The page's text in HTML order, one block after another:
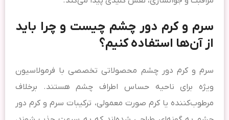
سرم و کرم دور چشم چیست و چرا باید
از آن‌ها استفاده کنیم؟
سرم و کرم دور چشم محصولاتی تخصصی با فرمولاسیون
ویژه برای ناحیه حساس اطراف چشم هستند. برخلاف
مرطوب‌کننده یا کرم صورت معمولی، ترکیبات سرم و کرم دور